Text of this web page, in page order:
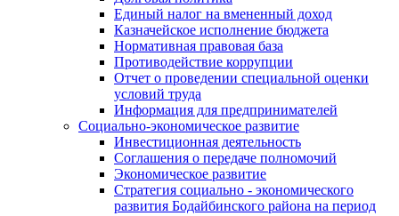
Единый налог на вмененный доход
Казначейское исполнение бюджета
Нормативная правовая база
Противодействие коррупции
Отчет о проведении специальной оценки
условий труда
Информация для предпринимателей
Социально-экономическое развитие
Инвестиционная деятельность
Соглашения о передаче полномочий
Экономическое развитие
Стратегия социально - экономического
развития Бодайбинского района на период